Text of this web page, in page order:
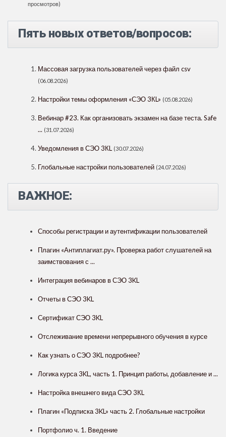
просмотров)
Пять новых ответов/вопросов:
Массовая загрузка пользователей через файл csv
(06.08.2026)
Настройки темы оформления «СЭО 3КL» (05.08.2026)
Вебинар #23. Как организовать экзамен на базе теста. Safe
... (31.07.2026)
Уведомления в СЭО 3КL (30.07.2026)
Глобальные настройки пользователей (24.07.2026)
ВАЖНОЕ:
Способы регистрации и аутентификации пользователей
Плагин «Антиплагиат.ру». Проверка работ слушателей на
заимствования с ...
Интеграция вебинаров в СЭО 3KL
Отчеты в СЭО 3KL
Сертификат СЭО 3KL
Отслеживание времени непрерывного обучения в курсе
Как узнать о СЭО 3KL подробнее?
Логика курса 3KL, часть 1. Принцип работы, добавление и ...
Настройка внешнего вида СЭО 3КL
Плагин «Подписка 3KL» часть 2. Глобальные настройки
Портфолио ч. 1. Введение